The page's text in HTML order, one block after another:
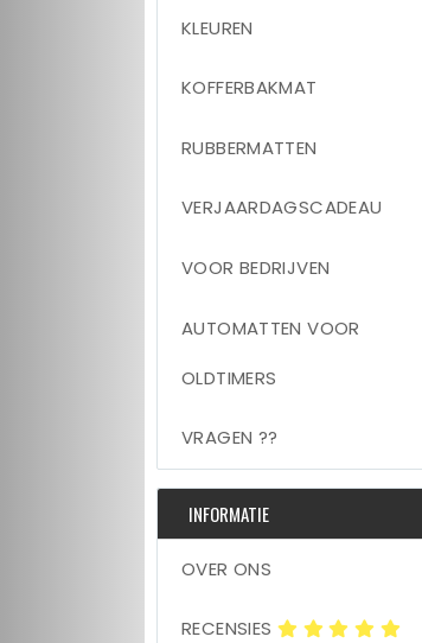
KLEUREN
KOFFERBAKMAT
RUBBERMATTEN
VERJAARDAGSCADEAU
VOOR BEDRIJVEN
AUTOMATTEN VOOR
OLDTIMERS
VRAGEN ??
INFORMATIE
OVER ONS
RECENSIES